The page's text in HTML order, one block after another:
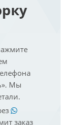
Мы
заказ